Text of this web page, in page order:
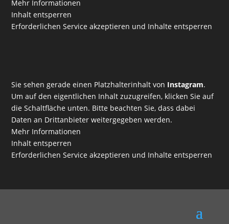
Mehr Informationen
Inhalt entsperren
Erforderlichen Service akzeptieren und Inhalte entsperren
Sie sehen gerade einen Platzhalterinhalt von Instagram.
Um auf den eigentlichen Inhalt zuzugreifen, klicken Sie auf
die Schaltfläche unten. Bitte beachten Sie, dass dabei
Daten an Drittanbieter weitergegeben werden.
Mehr Informationen
Inhalt entsperren
Erforderlichen Service akzeptieren und Inhalte entsperren